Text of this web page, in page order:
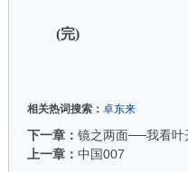
(完)
相关热词搜索： 卓东来
下一章： 镜之两面──我看叶
上一章： 中国007